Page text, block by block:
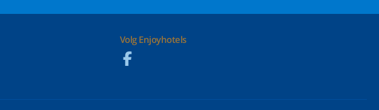
Volg Enjoyhotels